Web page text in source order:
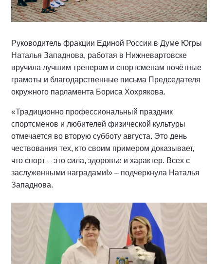
Руководитель фракции Единой России в Думе Югры
Наталья Западнова, работая в Нижневартовске
вручила лучшим тренерам и спортсменам почётные
грамоты и благодарственные письма Председателя
окружного парламента Бориса Хохрякова.
«Традиционно профессиональный праздник
спортсменов и любителей физической культуры
отмечается во вторую субботу августа. Это день
чествования тех, кто своим примером доказывает,
что спорт – это сила, здоровье и характер. Всех с
заслуженными наградами!» – подчеркнула Наталья
Западнова.